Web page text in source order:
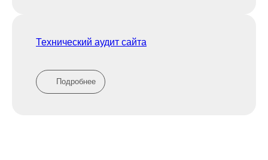
Технический аудит сайта
Подробнее